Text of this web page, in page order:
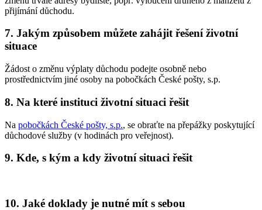
přijímání důchodu.
7. Jakým způsobem můžete zahájit řešení životní
situace
Žádost o změnu výplaty důchodu podejte osobně nebo
prostřednictvím jiné osoby na pobočkách České pošty, s.p.
8. Na které instituci životní situaci řešit
Na pobočkách České pošty, s.p., se obraťte na přepážky poskytující
důchodové služby (v hodinách pro veřejnost).
9. Kde, s kým a kdy životní situaci řešit
10. Jaké doklady je nutné mít s sebou